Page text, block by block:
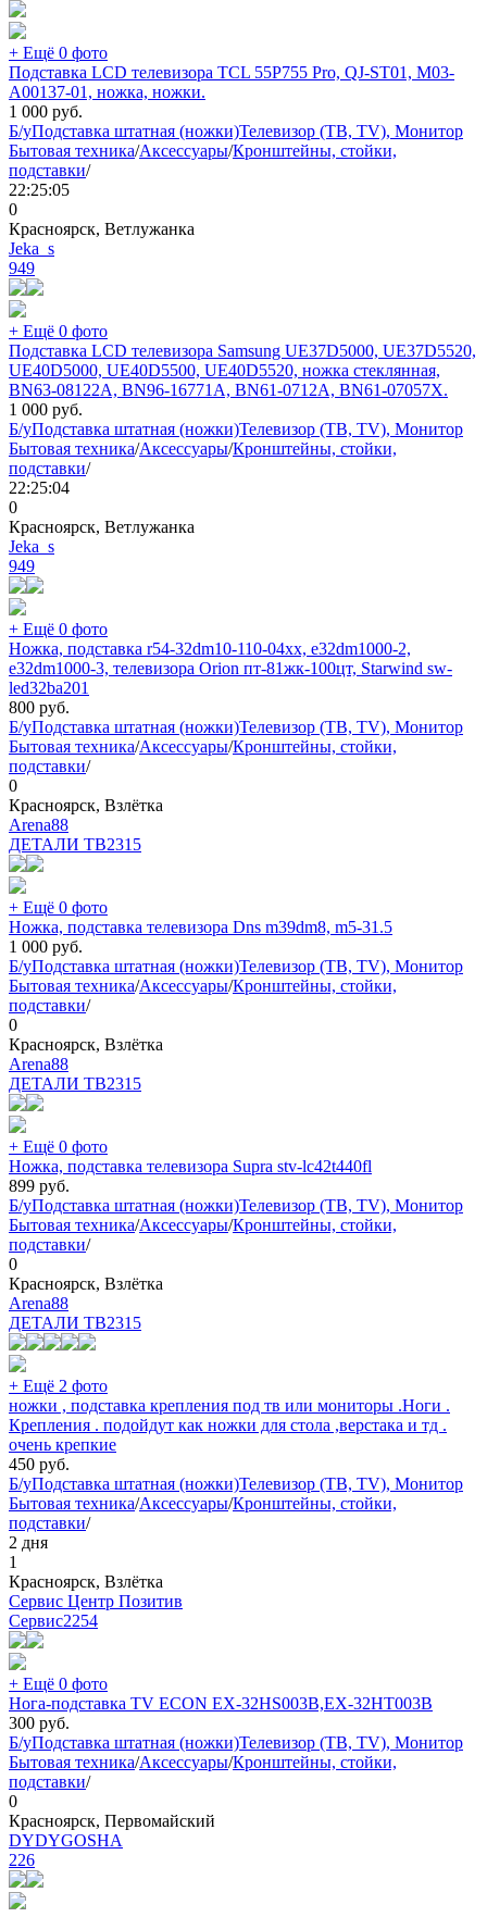
+ Ещё 0 фото
Подставка LCD телевизора TCL 55P755 Pro, QJ-ST01, M03-
A00137-01, ножка, ножки.
1 000 руб.
Б/уПодставка штатная (ножки)Телевизор (ТВ, TV), Монитор
Бытовая техника/Аксессуары/Кронштейны, стойки,
подставки/
22:25:05
0
Красноярск, Ветлужанка
Jeka_s
949
+ Ещё 0 фото
Подставка LCD телевизора Samsung UE37D5000, UE37D5520,
UE40D5000, UE40D5500, UE40D5520, ножка стеклянная,
BN63-08122A, BN96-16771A, BN61-0712A, BN61-07057X.
1 000 руб.
Б/уПодставка штатная (ножки)Телевизор (ТВ, TV), Монитор
Бытовая техника/Аксессуары/Кронштейны, стойки,
подставки/
22:25:04
0
Красноярск, Ветлужанка
Jeka_s
949
+ Ещё 0 фото
Ножка, подставка r54-32dm10-110-04xx, e32dm1000-2,
e32dm1000-3, телевизора Orion пт-81жк-100цт, Starwind sw-
led32ba201
800 руб.
Б/уПодставка штатная (ножки)Телевизор (ТВ, TV), Монитор
Бытовая техника/Аксессуары/Кронштейны, стойки,
подставки/
0
Красноярск, Взлётка
Arena88
ДЕТАЛИ ТВ2315
+ Ещё 0 фото
Ножка, подставка телевизора Dns m39dm8, m5-31.5
1 000 руб.
Б/уПодставка штатная (ножки)Телевизор (ТВ, TV), Монитор
Бытовая техника/Аксессуары/Кронштейны, стойки,
подставки/
0
Красноярск, Взлётка
Arena88
ДЕТАЛИ ТВ2315
+ Ещё 0 фото
Ножка, подставка телевизора Supra stv-lc42t440fl
899 руб.
Б/уПодставка штатная (ножки)Телевизор (ТВ, TV), Монитор
Бытовая техника/Аксессуары/Кронштейны, стойки,
подставки/
0
Красноярск, Взлётка
Arena88
ДЕТАЛИ ТВ2315
+ Ещё 2 фото
ножки , подставка крепления под тв или мониторы .Ноги .
Крепления . подойдут как ножки для стола ,верстака и тд .
очень крепкие
450 руб.
Б/уПодставка штатная (ножки)Телевизор (ТВ, TV), Монитор
Бытовая техника/Аксессуары/Кронштейны, стойки,
подставки/
2 дня
1
Красноярск, Взлётка
Сервис Центр Позитив
Сервис2254
+ Ещё 0 фото
Нога-подставка TV ECON EX-32HS003B,EX-32HT003B
300 руб.
Б/уПодставка штатная (ножки)Телевизор (ТВ, TV), Монитор
Бытовая техника/Аксессуары/Кронштейны, стойки,
подставки/
0
Красноярск, Первомайский
DYDYGOSHA
226